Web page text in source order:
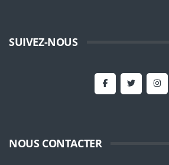
SUIVEZ-NOUS
NOUS CONTACTER